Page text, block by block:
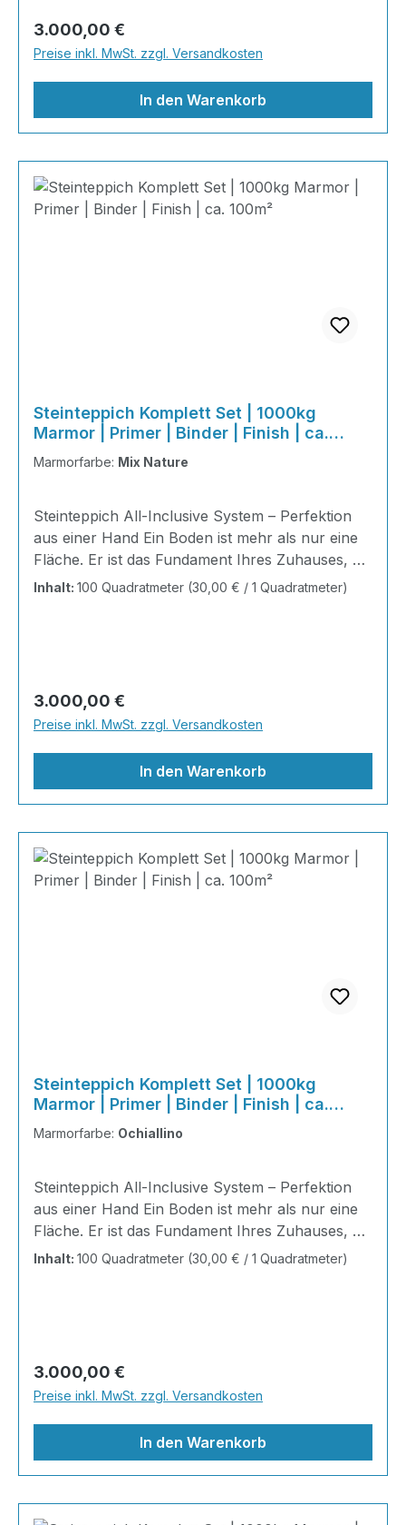
kompromisslos hochwertig. Wohnraum-
Steinteppich aus echtem italienischen
Naturmarmor – pflegeleicht, farbecht und
individuell in der Gestaltung!
Regulärer Preis:
3.000,00 €
Preise inkl. MwSt. zzgl. Versandkosten
In den Warenkorb
Steinteppich Komplett Set | 1000kg
Marmor | Primer | Binder | Finish | ca.
100m²
Marmorfarbe: Mix Nature
Steinteppich All-Inclusive System – Perfektion
aus einer Hand Ein Boden ist mehr als nur eine
Fläche. Er ist das Fundament Ihres Zuhauses, die
Bühne Ihres Alltags, die Basis für jedes Gefühl
kompromisslos hochwertig. Wohnraum-
Steinteppich aus echtem italienischen
Naturmarmor – pflegeleicht, farbecht und
individuell in der Gestaltung!
Inhalt: 100 Quadratmeter (30,00 € / 1 Quadratmeter)
Regulärer Preis:
3.000,00 €
Preise inkl. MwSt. zzgl. Versandkosten
In den Warenkorb
Steinteppich Komplett Set | 1000kg
Marmor | Primer | Binder | Finish | ca.
100m²
Marmorfarbe: Ochiallino
Steinteppich All-Inclusive System – Perfektion
aus einer Hand Ein Boden ist mehr als nur eine
Fläche. Er ist das Fundament Ihres Zuhauses, die
Bühne Ihres Alltags, die Basis für jedes Gefühl
kompromisslos hochwertig. Wohnraum-
Steinteppich aus echtem italienischen
Naturmarmor – pflegeleicht, farbecht und
individuell in der Gestaltung!
Inhalt: 100 Quadratmeter (30,00 € / 1 Quadratmeter)
Regulärer Preis:
3.000,00 €
Preise inkl. MwSt. zzgl. Versandkosten
In den Warenkorb